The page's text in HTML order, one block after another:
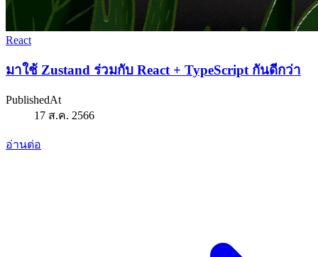
React
มาใช้ Zustand ร่วมกับ React + TypeScript กันดีกว่า
PublishedAt
17 ส.ค. 2566
อ่านต่อ